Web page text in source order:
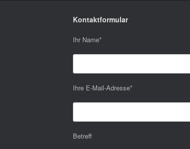
Kontaktformular
Ihr Name*
Ihre E-Mail-Adresse*
Betreff